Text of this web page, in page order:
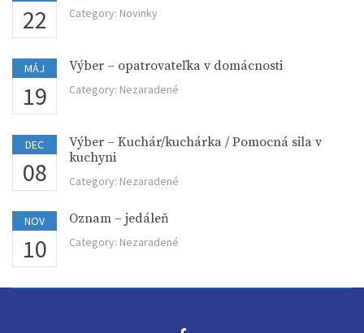
22 Category: Novinky
MÁJ
19
Výber – opatrovateľka v domácnosti
Category: Nezaradené
DEC
08
Výber – Kuchár/kuchárka / Pomocná sila v
kuchyni
Category: Nezaradené
NOV
10
Oznam – jedáleň
Category: Nezaradené